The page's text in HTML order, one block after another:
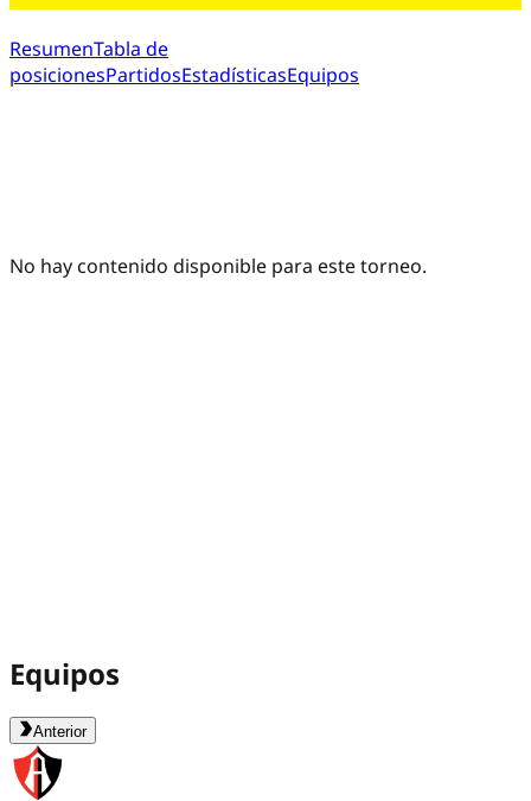
ResumenTabla de
posicionesPartidosEstadísticasEquipos
No hay contenido disponible para este torneo.
Equipos
Anterior